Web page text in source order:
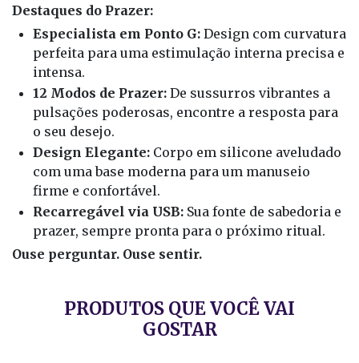
Destaques do Prazer:
Especialista em Ponto G: Design com curvatura
perfeita para uma estimulação interna precisa e
intensa.
12 Modos de Prazer: De sussurros vibrantes a
pulsações poderosas, encontre a resposta para
o seu desejo.
Design Elegante: Corpo em silicone aveludado
com uma base moderna para um manuseio
firme e confortável.
Recarregável via USB: Sua fonte de sabedoria e
prazer, sempre pronta para o próximo ritual.
Ouse perguntar. Ouse sentir.
PRODUTOS QUE VOCÊ VAI
GOSTAR